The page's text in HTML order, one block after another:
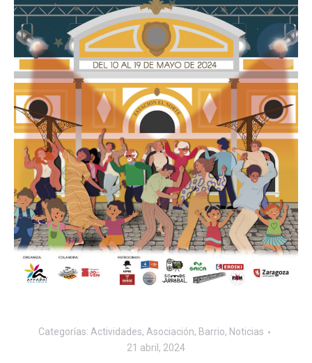
Categorías: Actividades, Asociación, Barrio, Noticias
21 abril, 2024